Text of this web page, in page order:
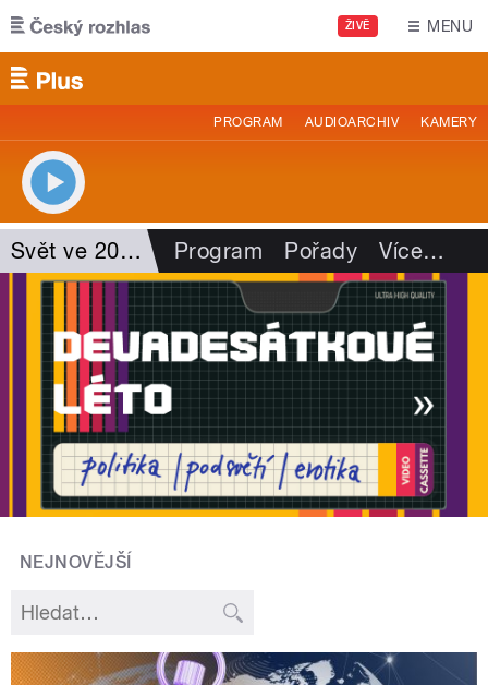
Přejít k hlavnímu obsahu
ŽIVĚ MENU
PROGRAM AUDIOARCHIV KAMERY
Svět ve 20 minutách Program Pořady Více…
NEJNOVĚJŠÍ